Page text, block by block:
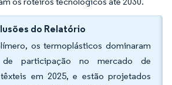
do Relatório
os termoplásticos dominaram
de participação no mercado de
em 2025, e estão projetados